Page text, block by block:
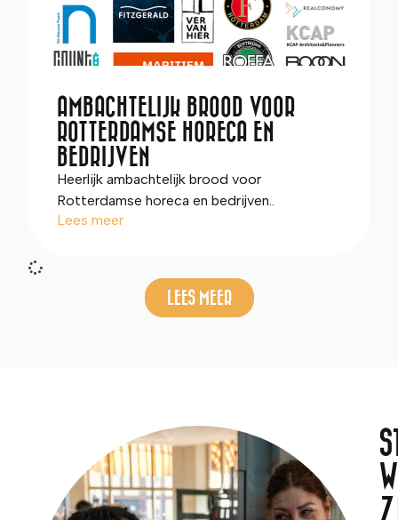
AMBACHTELIJK BROOD VOOR
ROTTERDAMSE HORECA EN
BEDRIJVEN
Heerlijk ambachtelijk brood voor
Rotterdamse horeca en bedrijven..
Lees meer
LEES MEER